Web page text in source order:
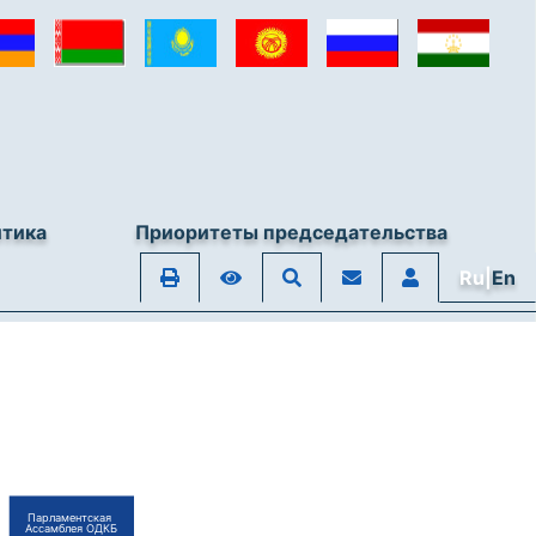
Приоритеты председательства
Ru|En
Парламентская
Ассамблея ОДКБ